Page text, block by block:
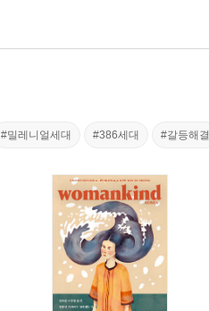
#밀레니얼세대 #386세대 #갈등해결